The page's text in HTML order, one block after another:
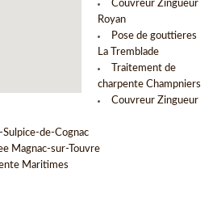
Couvreur Zingueur
Royan
Pose de gouttieres
La Tremblade
Traitement de
charpente Champniers
Couvreur Zingueur
de-Cognac
Magnac-sur-Touvre
Maritimes